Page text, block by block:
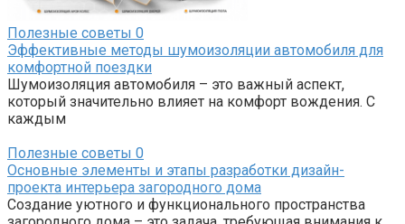
Полезные советы 0
Эффективные методы шумоизоляции автомобиля для
комфортной поездки
Шумоизоляция автомобиля – это важный аспект,
который значительно влияет на комфорт вождения. С
каждым
Полезные советы 0
Основные элементы и этапы разработки дизайн-
проекта интерьера загородного дома
Создание уютного и функционального пространства